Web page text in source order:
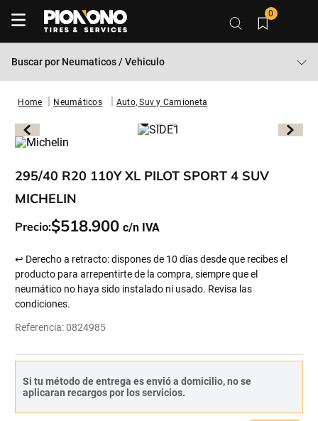
0
Buscar por Neumaticos / Vehiculo
Neumáticos Auto, Suv y Camioneta
295/40 R20 110Y XL PILOT SPORT 4 SUV
MICHELIN
Precio:$518.900
↩ Derecho a retracto: dispones de 10 días desde que recibes el
producto para arrepentirte de la compra, siempre que el
neumático no haya sido instalado ni usado. Revisa las
condiciones.
Referencia:0824985
Si tu método de entrega es envió a domicilio, no se
aplicaran recargos por los servicios.